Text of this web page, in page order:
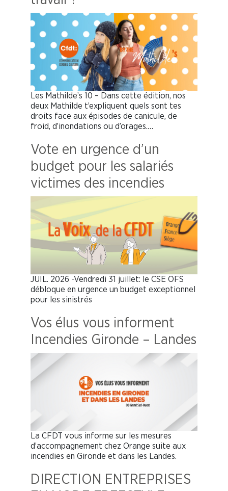
Les Mathilde’s 10 – Dans cette édition, nos
deux Mathilde t’expliquent quels sont tes
droits face aux épisodes de canicule, de
froid, d’inondations ou d’orages.…
Vote en urgence d’un
budget pour les salariés
victimes des incendies
JUIL. 2026 -Vendredi 31 juillet: le CSE OFS
débloque en urgence un budget exceptionnel
pour les sinistrés
Vos élus vous informent
Incendies Gironde – Landes
La CFDT vous informe sur les mesures
d’accompagnement chez Orange suite aux
incendies en Gironde et dans les Landes.
DIRECTION ENTREPRISES